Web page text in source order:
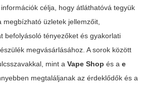
célja, hogy átláthatóvá tegyük
megbízható üzletek jellemzőit,
befolyásoló tényezőket és gyakorlati
megvásárlásához. A sorok között
mint a Vape Shop és a e
megtaláljanak az érdeklődők és a